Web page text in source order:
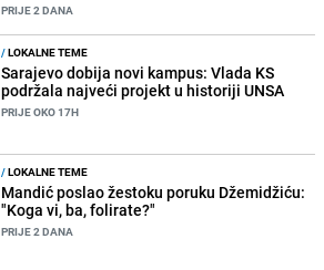
PRIJE 2 DANA
/LOKALNE TEME
Sarajevo dobija novi kampus: Vlada KS
podržala najveći projekt u historiji UNSA
PRIJE OKO 17H
/LOKALNE TEME
Mandić poslao žestoku poruku Džemidžiću:
"Koga vi, ba, folirate?"
PRIJE 2 DANA